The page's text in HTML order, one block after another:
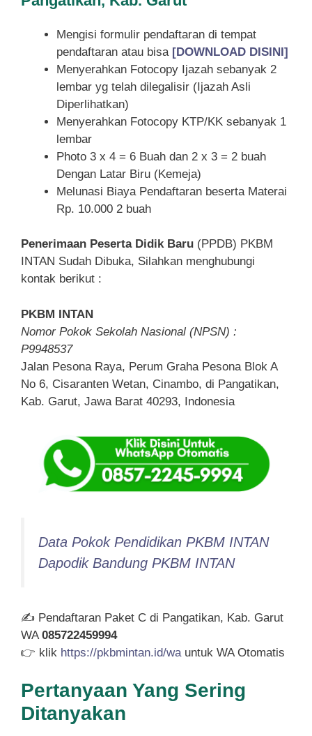
Mengisi formulir pendaftaran di tempat
pendaftaran atau bisa [DOWNLOAD DISINI]
Menyerahkan Fotocopy Ijazah sebanyak 2
lembar yg telah dilegalisir (Ijazah Asli
Diperlihatkan)
Menyerahkan Fotocopy KTP/KK sebanyak 1
lembar
Photo 3 x 4 = 6 Buah dan 2 x 3 = 2 buah
Dengan Latar Biru (Kemeja)
Melunasi Biaya Pendaftaran beserta Materai
Rp. 10.000 2 buah
Penerimaan Peserta Didik Baru (PPDB) PKBM
INTAN Sudah Dibuka, Silahkan menghubungi
kontak berikut :
PKBM INTAN
Nomor Pokok Sekolah Nasional (NPSN) :
P9948537
Jalan Pesona Raya, Perum Graha Pesona Blok A
No 6, Cisaranten Wetan, Cinambo, di Pangatikan,
Kab. Garut, Jawa Barat 40293, Indonesia
Data Pokok Pendidikan PKBM INTAN
Dapodik Bandung PKBM INTAN
✍ Pendaftaran Paket C di Pangatikan, Kab. Garut
WA 085722459994
👉 klik https://pkbmintan.id/wa untuk WA Otomatis
Pertanyaan Yang Sering
Ditanyakan